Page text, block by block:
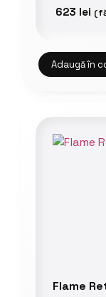
623 lei
Adaugă în
Flame